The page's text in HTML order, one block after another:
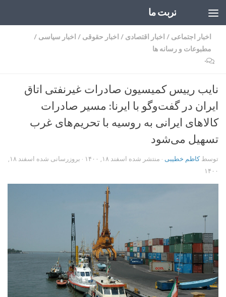
تربت ما
اخبار اجتماعی / اخبار اقتصادی / اخبار حقوقی / اخبار سیاسی /
مطبوعات و رسانه ها
۰
نایب رییس کمیسیون صادرات غیرنفتی اتاق
ایران در گفت‌وگو با ایرنا: مسیر صادرات
کالاهای ایرانی به روسیه با تحریم‌های غرب
تسهیل می‌شود
توسطکاظم خطیبی · منتشر شده اسفند ۱۸, ۱۴۰۰ · بروزرسانی شده
اسفند ۱۸,
۱۴۰۰